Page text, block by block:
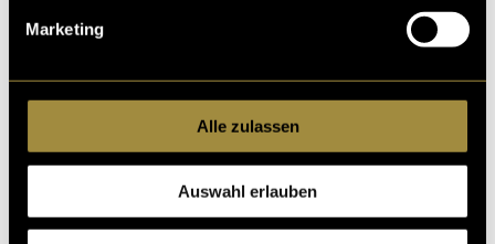
Marketing
Alle zulassen
Auswahl erlauben